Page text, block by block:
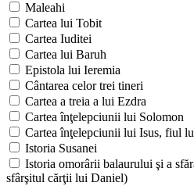
Maleahi
Cartea lui Tobit
Cartea Iuditei
Cartea lui Baruh
Epistola lui Ieremia
Cântarea celor trei tineri
Cartea a treia a lui Ezdra
Cartea înţelepciunii lui Solomon
Cartea înţelepciunii lui Isus, fiul
Istoria Susanei
Istoria omorârii balaurului şi a
sfârşitul cărţii lui Daniel)